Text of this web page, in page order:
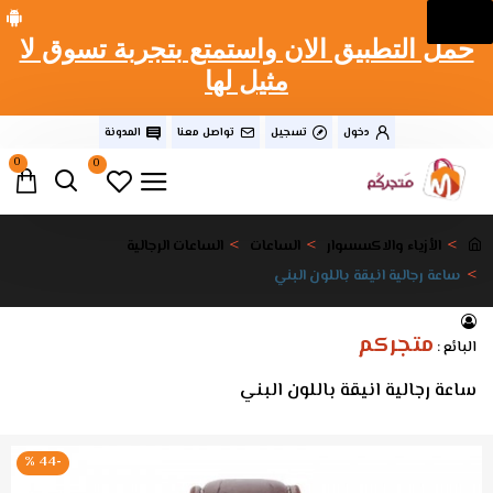
حمل التطبيق الان واستمتع بتجربة تسوق لا
مثيل لها
دخول تسجيل تواصل معنا
المدونة
0
0
الأزياء والاكسسوار الساعات
الساعات الرجالية
ساعة رجالية انيقة باللون البني
البائع : متجركم
ساعة رجالية انيقة باللون البني
-44 %